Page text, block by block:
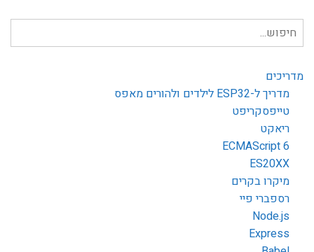
חיפוש
עבור:
מדריכים
מדריך ל-ESP32 לילדים ולהורים מאפס
טייפסקריפט
ריאקט
ECMAScript 6
ES20XX
מיקרו בקרים
רספברי פיי
Node.js
Express